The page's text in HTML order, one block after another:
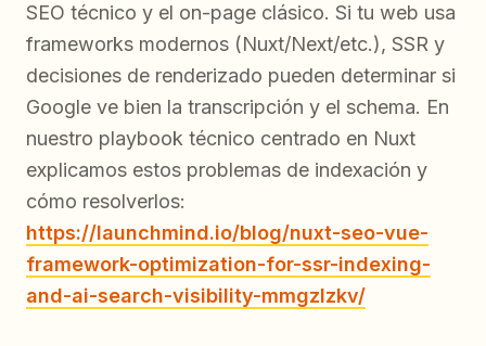
SEO técnico y el on-page clásico. Si tu web usa
frameworks modernos (Nuxt/Next/etc.), SSR y
decisiones de renderizado pueden determinar si
Google ve bien la transcripción y el schema. En
nuestro playbook técnico centrado en Nuxt
explicamos estos problemas de indexación y
cómo resolverlos:
https://launchmind.io/blog/nuxt-seo-vue-
framework-optimization-for-ssr-indexing-
and-ai-search-visibility-mmgzlzkv/